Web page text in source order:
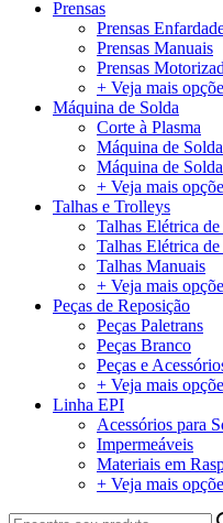
Prensas
Prensas
Prensas Manuais
Prensas
+ Veja mais
Máquina de Solda
Corte à Plasma
Máquina de
Máquina de
+ Veja mais
Talhas e Trolleys
Talhas Elétrica
Talhas Elétrica
Talhas Manuais
+ Veja mais
Peças de Reposição
Peças Paletrans
Peças Branco
Peças e
+ Veja mais
Linha EPI
Acessórios para
Impermeáveis
Materiais em
+ Veja mais